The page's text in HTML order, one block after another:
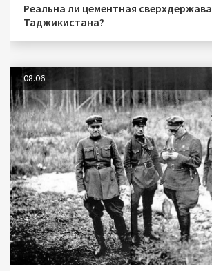
Реальна ли цементная сверхдержава
Таджикистана?
08.06